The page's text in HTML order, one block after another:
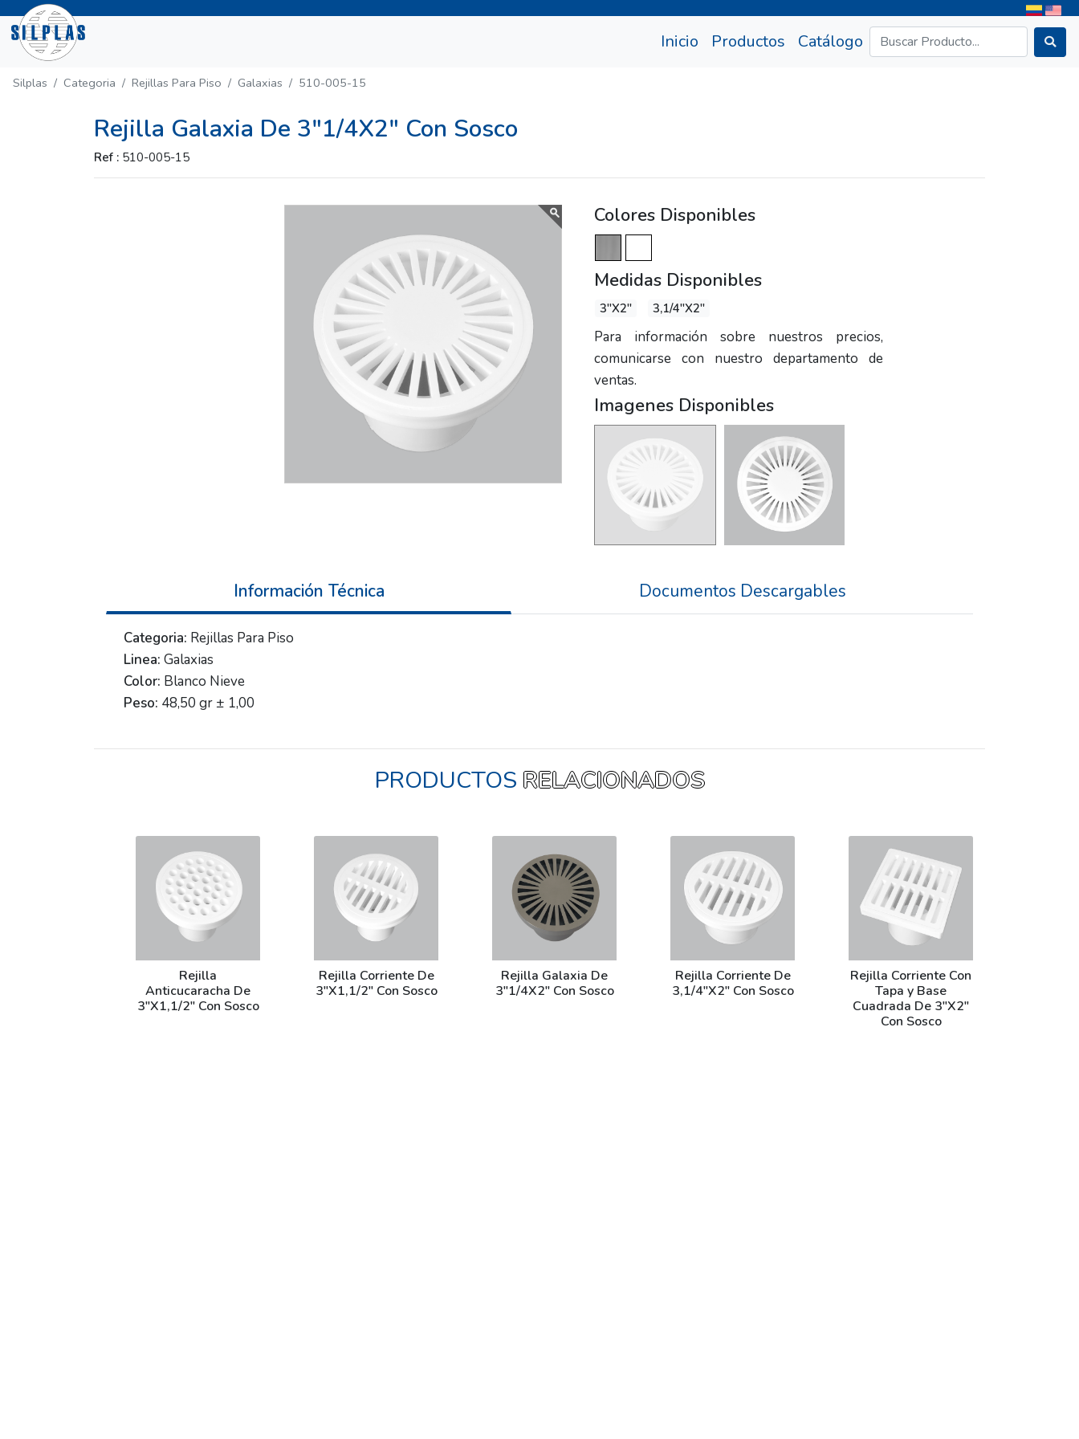
Inicio (current)
Productos Catálogo
Silplas Categoria Rejillas Para Piso Galaxias 510-005-15
Rejilla Galaxia De 3"1/4X2" Con Sosco
Ref : 510-005-15
Colores Disponibles
Medidas Disponibles
3"X2" 3,1/4"X2"
Para información sobre nuestros precios,
comunicarse con nuestro departamento de
ventas.
Imagenes Disponibles
Información Técnica Documentos Descargables
Categoria: Rejillas Para Piso
Linea: Galaxias
Color: Blanco Nieve
Peso: 48,50 gr ± 1,00
PRODUCTOS RELACIONADOS
Rejilla
Anticucaracha De
3"X1,1/2" Con Sosco
Rejilla Corriente De
3"X1,1/2" Con Sosco
Rejilla Galaxia De
3"1/4X2" Con Sosco
Rejilla Corriente De
3,1/4"X2" Con Sosco
Rejilla Corriente Con
Tapa y Base
Cuadrada De 3"X2"
Con Sosco